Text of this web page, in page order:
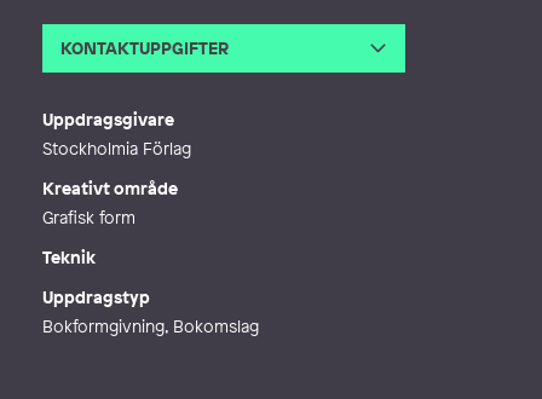
KONTAKTUPPGIFTER
Uppdragsgivare
Stockholmia Förlag
Kreativt område
Grafisk form
Teknik
Uppdragstyp
Bokformgivning, Bokomslag